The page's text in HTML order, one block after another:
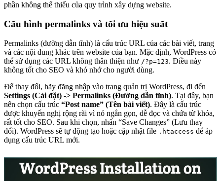
phần không thể thiếu của quy trình xây dựng website.
Cấu hình permalinks và tối ưu hiệu suất
Permalinks (đường dẫn tĩnh) là cấu trúc URL của các bài viết, trang
và các nội dung khác trên website của bạn. Mặc định, WordPress có
thể sử dụng các URL không thân thiện như /?p=123. Điều này
không tốt cho SEO và khó nhớ cho người dùng.
Để thay đổi, hãy đăng nhập vào trang quản trị WordPress, đi đến
Settings (Cài đặt) -> Permalinks (Đường dẫn tĩnh). Tại đây, bạn
nên chọn cấu trúc “Post name” (Tên bài viết). Đây là cấu trúc
được khuyến nghị rộng rãi vì nó ngắn gọn, dễ đọc và chứa từ khóa,
rất tốt cho SEO. Sau khi chọn, nhấn “Save Changes” (Lưu thay
đổi). WordPress sẽ tự động tạo hoặc cập nhật file .htaccess để áp
dụng cấu trúc URL mới.